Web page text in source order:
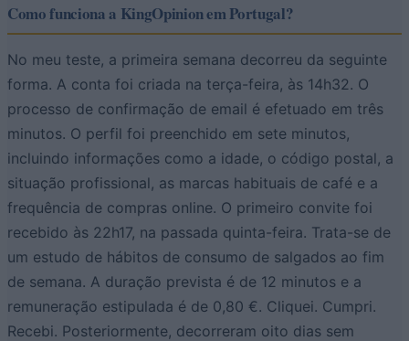
Como funciona a KingOpinion em Portugal?
No meu teste, a primeira semana decorreu da seguinte
forma. A conta foi criada na terça-feira, às 14h32. O
processo de confirmação de email é efetuado em três
minutos. O perfil foi preenchido em sete minutos,
incluindo informações como a idade, o código postal, a
situação profissional, as marcas habituais de café e a
frequência de compras online. O primeiro convite foi
recebido às 22h17, na passada quinta-feira. Trata-se de
um estudo de hábitos de consumo de salgados ao fim
de semana. A duração prevista é de 12 minutos e a
remuneração estipulada é de 0,80 €. Cliquei. Cumpri.
Recebi. Posteriormente, decorreram oito dias sem